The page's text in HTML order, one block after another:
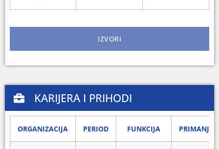
IZVORI
KARIJERA I PRIHODI
ORGANIZACIJA PERIOD FUNKCIJA PRIMANJA